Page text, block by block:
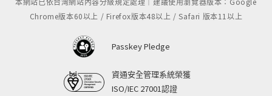
Chrome版本60以上 / Firefox版本48以上 / Safari 版本11以上
Passkey Pledge
資通安全管理系統榮獲
ISO/IEC 27001認證